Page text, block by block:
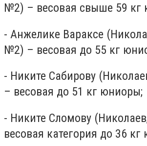
№2) – весовая свыше 59 кг
- Анжелике Вараксе
№2) – весовая до 55 кг
- Никите Сабирову
– весовая до 51 кг юниоры;
- Никите Сломову
весовая категория до 36